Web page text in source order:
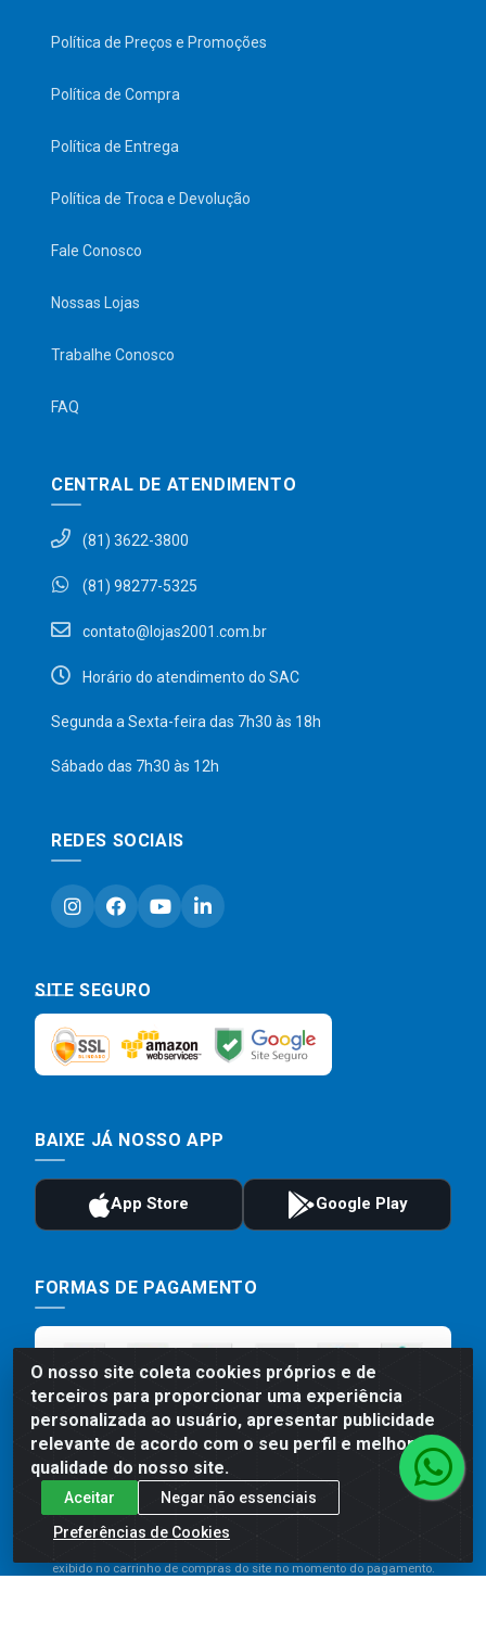
O nosso site coleta cookies próprios e de
terceiros para proporcionar uma experiência
personalizada ao usuário, apresentar publicidade
relevante de acordo com o seu perfil e melhorar a
qualidade do nosso site.
Aceitar
Negar não essenciais
Preferências de Cookies
Política de Preços e Promoções
Política de Compra
Política de Entrega
Política de Troca e Devolução
Fale Conosco
Nossas Lojas
Trabalhe Conosco
FAQ
CENTRAL DE ATENDIMENTO
(81) 3622-3800
(81) 98277-5325
contato@lojas2001.com.br
Horário do atendimento do SAC
Segunda a Sexta-feira das 7h30 às 18h
Sábado das 7h30 às 12h
REDES SOCIAIS
SITE SEGURO
BAIXE JÁ NOSSO APP
FORMAS DE PAGAMENTO
Preços, promoções, condições de pagamento e frete são válidos
para compras realizadas exclusivamente pelo site. Caso haja
exibido no carrinho de compras do site no momento do pagamento.